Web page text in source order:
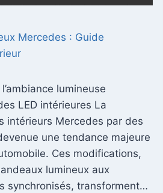
Mercedes : Guide
lumineuse
LED intérieures La
intérieurs Mercedes par des
une tendance majeure
Ces modifications,
lumineux aux
synchronisés, transforment…